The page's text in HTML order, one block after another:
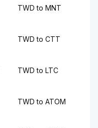
TWD to MNT
TWD to CTT
TWD to LTC
TWD to ATOM